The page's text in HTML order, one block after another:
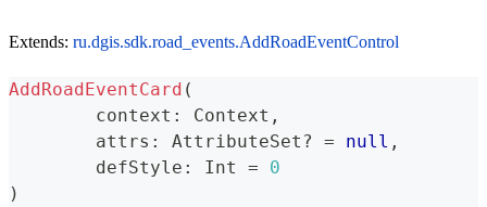
Extends: ru.dgis.sdk.road_events.AddRoadEventControl
AddRoadEventCard (
	context
: Context ,
	attrs
: AttributeSet ? = null ,
	defStyle
: Int =
0
)